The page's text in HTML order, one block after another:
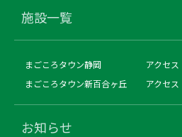
施設一覧
まごころタウン静岡
アクセス
まごころタウン新百合ヶ丘
アクセス
お知らせ